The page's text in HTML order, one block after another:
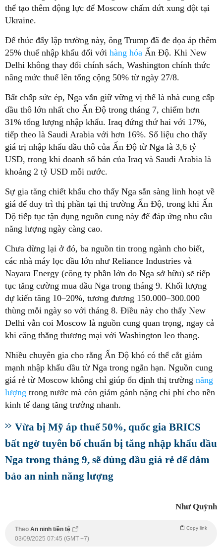
thể tạo thêm động lực để Moscow chấm dứt xung đột tại
Ukraine.
Để thúc đẩy lập trường này, ông Trump đã đe dọa áp thêm
25% thuế nhập khẩu đối với hàng hóa Ấn Độ. Khi New
Delhi không thay đổi chính sách, Washington chính thức
nâng mức thuế lên tổng cộng 50% từ ngày 27/8.
Bất chấp sức ép, Nga vẫn giữ vững vị thế là nhà cung cấp
dầu thô lớn nhất cho Ấn Độ trong tháng 7, chiếm hơn
31% tổng lượng nhập khẩu. Iraq đứng thứ hai với 17%,
tiếp theo là Saudi Arabia với hơn 16%. Số liệu cho thấy
giá trị nhập khẩu dầu thô của Ấn Độ từ Nga là 3,6 tỷ
USD, trong khi doanh số bán của Iraq và Saudi Arabia là
khoảng 2 tỷ USD mỗi nước.
Sự gia tăng chiết khấu cho thấy Nga sẵn sàng linh hoạt về
giá để duy trì thị phần tại thị trường Ấn Độ, trong khi Ấn
Độ tiếp tục tận dụng nguồn cung này để đáp ứng nhu cầu
năng lượng ngày càng cao.
Chưa dừng lại ở đó, ba nguồn tin trong ngành cho biết,
các nhà máy lọc dầu lớn như Reliance Industries và
Nayara Energy (công ty phần lớn do Nga sở hữu) sẽ tiếp
tục tăng cường mua dầu Nga trong tháng 9. Khối lượng
dự kiến tăng 10–20%, tương đương 150.000–300.000
thùng mỗi ngày so với tháng 8. Điều này cho thấy New
Delhi vẫn coi Moscow là nguồn cung quan trọng, ngay cả
khi căng thẳng thương mại với Washington leo thang.
Nhiều chuyên gia cho rằng Ấn Độ khó có thể cắt giảm
mạnh nhập khẩu dầu từ Nga trong ngắn hạn. Nguồn cung
giá rẻ từ Moscow không chỉ giúp ổn định thị trường năng
lượng trong nước mà còn giảm gánh nặng chi phí cho nền
kinh tế đang tăng trưởng nhanh.
Vừa bị Mỹ áp thuế 50%, quốc gia BRICS
bất ngờ tuyên bố chuẩn bị tăng nhập khẩu dầu
Nga trong tháng 9, sẽ dùng dầu giá rẻ để đảm
bảo an ninh năng lượng
Như Quỳnh
Theo An ninh tiền tệ Copy link
03/09/2025 07:45 (GMT +7)